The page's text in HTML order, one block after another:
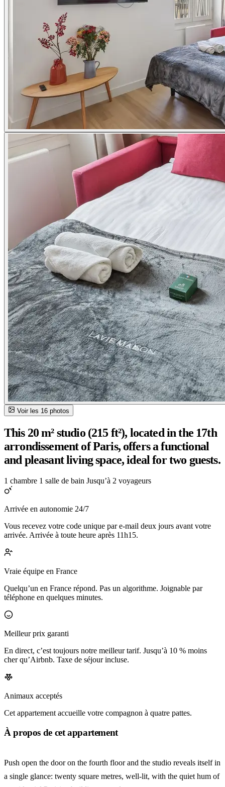
Voir les 16 photos
This 20 m² studio (215 ft²), located in the 17th
arrondissement of Paris, offers a functional
and pleasant living space, ideal for two guests.
1 chambre 1 salle de bain Jusqu’à 2 voyageurs
Arrivée en autonomie 24/7
Vous recevez votre code unique par e-mail deux jours avant votre
arrivée. Arrivée à toute heure après 11h15.
Vraie équipe en France
Quelqu’un en France répond. Pas un algorithme. Joignable par
téléphone en quelques minutes.
Meilleur prix garanti
En direct, c’est toujours notre meilleur tarif. Jusqu’à 10 % moins
cher qu’Airbnb. Taxe de séjour incluse.
Animaux acceptés
Cet appartement accueille votre compagnon à quatre pattes.
À propos de cet appartement
Push open the door on the fourth floor and the studio reveals itself in
a single glance: twenty square metres, well-lit, with the quiet hum of